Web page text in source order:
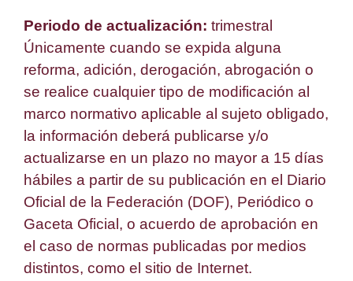
Periodo de actualización: trimestral
Únicamente cuando se expida alguna
reforma, adición, derogación, abrogación o
se realice cualquier tipo de modificación al
marco normativo aplicable al sujeto obligado,
la información deberá publicarse y/o
actualizarse en un plazo no mayor a 15 días
hábiles a partir de su publicación en el Diario
Oficial de la Federación (DOF), Periódico o
Gaceta Oficial, o acuerdo de aprobación en
el caso de normas publicadas por medios
distintos, como el sitio de Internet.